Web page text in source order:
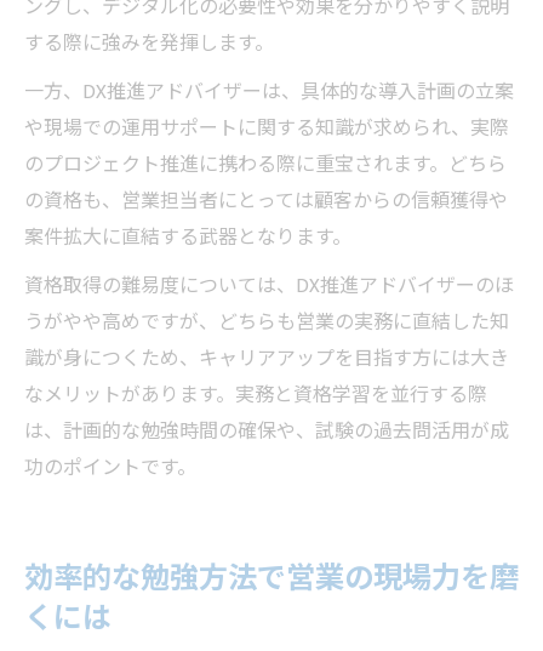
ングし、デジタル化の必要性や効果を分かりやすく説明
する際に強みを発揮します。
一方、DX推進アドバイザーは、具体的な導入計画の立案
や現場での運用サポートに関する知識が求められ、実際
のプロジェクト推進に携わる際に重宝されます。どちら
の資格も、営業担当者にとっては顧客からの信頼獲得や
案件拡大に直結する武器となります。
資格取得の難易度については、DX推進アドバイザーのほ
うがやや高めですが、どちらも営業の実務に直結した知
識が身につくため、キャリアアップを目指す方には大き
なメリットがあります。実務と資格学習を並行する際
は、計画的な勉強時間の確保や、試験の過去問活用が成
功のポイントです。
効率的な勉強方法で営業の現場力を磨
くには